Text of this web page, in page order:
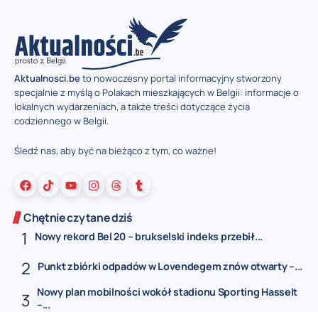
Aktualnosci.beto nowoczesny portal informacyjny stworzony
specjalnie z myślą o Polakach mieszkających w Belgii: informacje o
lokalnych wydarzeniach, a także treści dotyczące życia
codziennego w Belgii.
Śledź nas, aby być na bieżąco z tym, co ważne!
Chętnie czytane dziś
Nowy rekord Bel 20 – brukselski indeks przebił...
Punkt zbiórki odpadów w Lovendegem znów otwarty –...
Nowy plan mobilności wokół stadionu Sporting Hasselt
–...